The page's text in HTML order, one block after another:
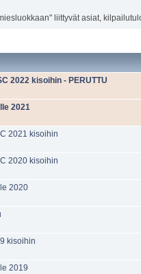
liittyvät asiat,
2022 kisoihin - PERUTTU
2021
2021 kisoihin
2020 kisoihin
2020
kisoihin
2019